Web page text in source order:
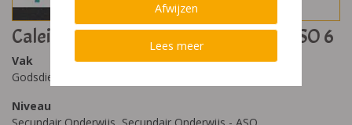
Caleidoscoop leerboek godsdienst ASO 6
Vak
Godsdienst
Niveau
Afwijzen
Lees meer